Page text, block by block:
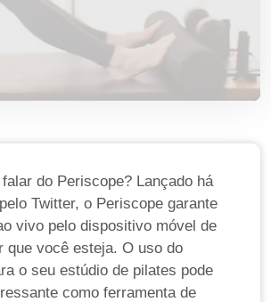
Solicite um Orçamento
do Periscope? Lançado há
Twitter, o Periscope garante
vivo pelo dispositivo móvel de
que você esteja. O uso do
o seu estúdio de pilates pode
como ferramenta de